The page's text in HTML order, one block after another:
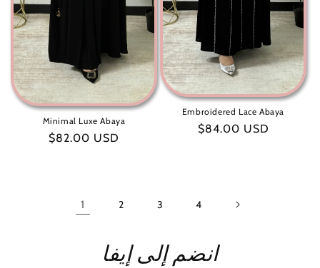
Minimal Luxe Abaya
سعر
$82.00 USD
Embroidered Lace Abaya
سعر
$84.00 USD
1 2 3 4
انضم إلى إيفا